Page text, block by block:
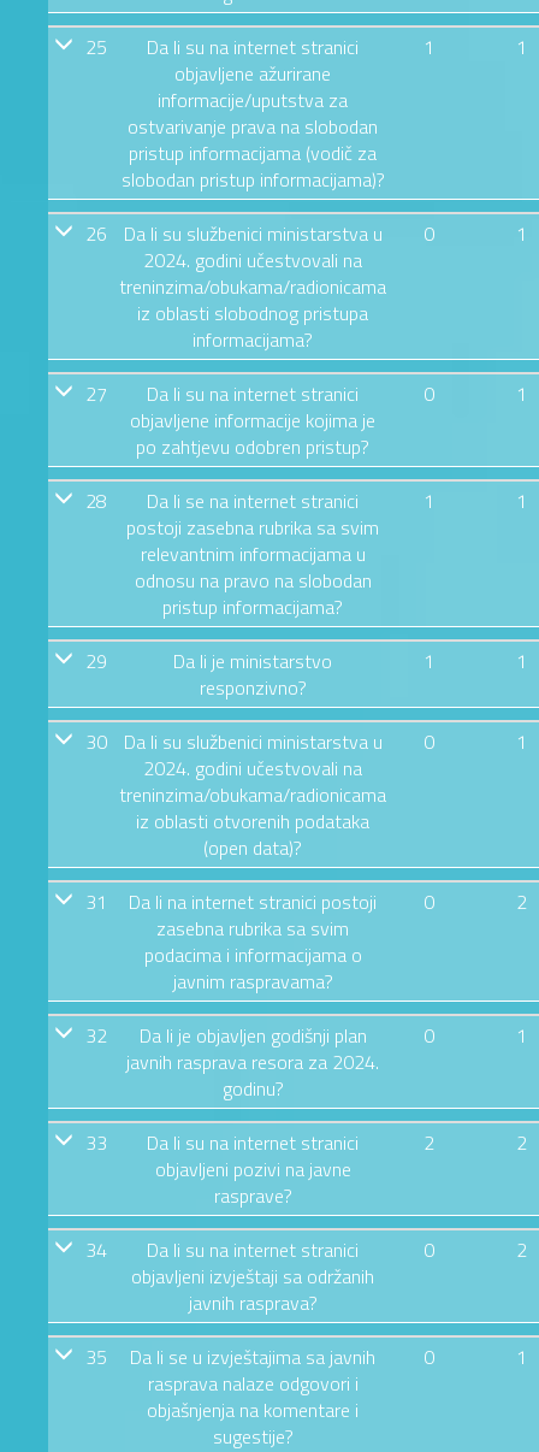
25
Da li su na internet stranici
objavljene ažurirane
informacije/uputstva za
ostvarivanje prava na slobodan
pristup informacijama (vodič za
slobodan pristup informacijama)?
1 1
26
Da li su službenici ministarstva u
2024. godini učestvovali na
treninzima/obukama/radionicama
iz oblasti slobodnog pristupa
informacijama?
0 1
27
Da li su na internet stranici
objavljene informacije kojima je
po zahtjevu odobren pristup?
0 1
28
Da li se na internet stranici
postoji zasebna rubrika sa svim
relevantnim informacijama u
odnosu na pravo na slobodan
pristup informacijama?
1 1
29
Da li je ministarstvo
responzivno?
1 1
30
Da li su službenici ministarstva u
2024. godini učestvovali na
treninzima/obukama/radionicama
iz oblasti otvorenih podataka
(open data)?
0 1
31
Da li na internet stranici postoji
zasebna rubrika sa svim
podacima i informacijama o
javnim raspravama?
0 2
32
Da li je objavljen godišnji plan
javnih rasprava resora za 2024.
godinu?
0 1
33
Da li su na internet stranici
objavljeni pozivi na javne
rasprave?
2 2
34
Da li su na internet stranici
objavljeni izvještaji sa održanih
javnih rasprava?
0 2
35
Da li se u izvještajima sa javnih
rasprava nalaze odgovori i
objašnjenja na komentare i
sugestije?
0 1